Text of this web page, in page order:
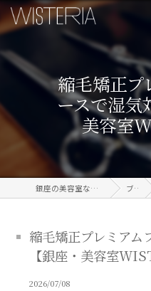
縮毛矯正プ
ースで湿気
美容室
銀座の美容室なら信頼のWISTERIA ブログ
縮毛矯正プレミアム
【銀座・美容室
2026/07/08